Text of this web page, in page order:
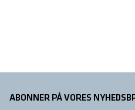
ABONNER PÅ VORES